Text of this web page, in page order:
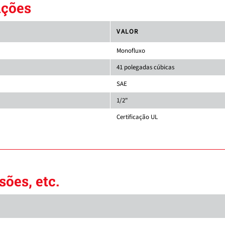
VALOR
Monofluxo
41 polegadas cúbicas
SAE
1/2"
Certificação UL
etc.